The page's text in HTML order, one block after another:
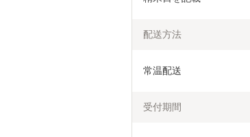
配送方法
常温配送
受付期間